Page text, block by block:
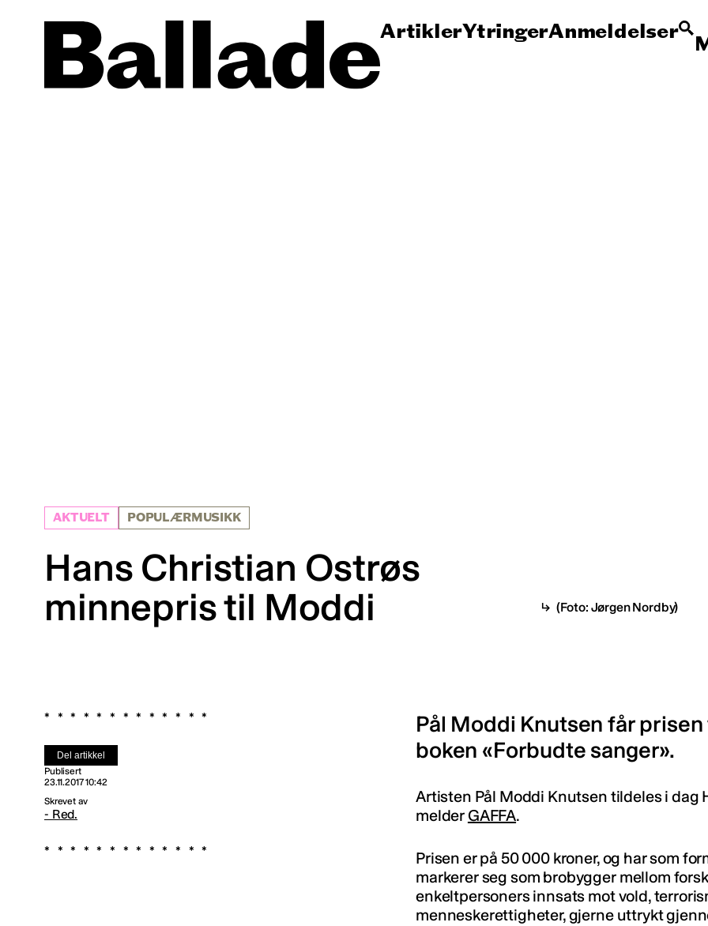
ArtiklerYtringerAnmeldelser
(Foto: Jørgen Nordby)
AKTUELT POPULÆRMUSIKK
Hans Christian Ostrøs
minnepris til Moddi
Del artikkel
Publisert
23.11.2017 10:42
Skrevet av
- Red.
Pål Moddi Knutsen får
boken «Forbudte sanger».
Artisten Pål Moddi Knutsen tildeles i dag
melder GAFFA.
Prisen er på 50 000 kroner, og har som
markerer seg som brobygger mellom
enkeltpersoners innsats mot vold,
menneskerettigheter, gjerne uttrykt